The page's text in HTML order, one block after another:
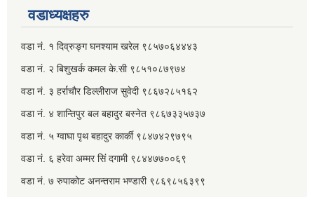
वडाध्यक्षहरु
वडा नं. १ दिव्रुङ्ग घनश्याम खरेल ९८५७०६४४४३
वडा नं. २ ‌‍बिशुखर्क कमल के.सी ९८५१०८७९७४
वडा नं. ३ हर्राचौर डिल्लीराज सुवेदी ९८६७२८५१६२
वडा नं. ४ शान्तिपुर बल बहादुर बस्नेत​ ९८६७३३५७३७
वडा नं. ५ ग्वाघा पृथ बहादुर कार्की ९८४७४२९७९५
वडा नं. ६ हरेवा अम्मर सिं दगामी​ ९८४४७७००६९
वडा नं. ७ ‌‍रुपाकोट अनन्तराम भण्डारी ९८६९८५६३९९